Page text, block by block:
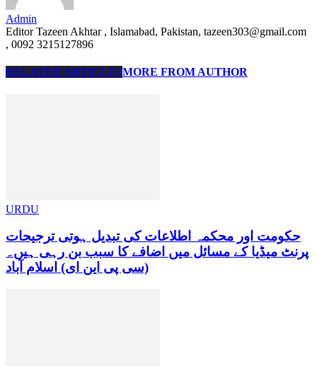
Admin
Editor Tazeen Akhtar , Islamabad, Pakistan, tazeen303@gmail.com
, 0092 3215127896
RELATED ARTICLESMORE FROM AUTHOR
URDU
حکومت اور محکمہ اطلاعات کی تبدیل ہوتی ترجیحات
پرنٹ میڈیا کے مسائل میں اضافے کا سبب بن رہی ہیں۔
(سی پی این ای) اسلام آباد